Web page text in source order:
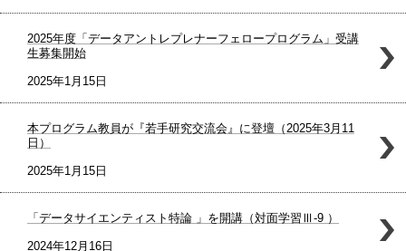
2025年度「データアントレプレナーフェロープログラム」受講
生募集開始
2025年1月15日
本プログラム教員が『若手研究交流会』に登壇（2025年3月11
日）
2025年1月15日
「データサイエンティスト特論 」を開講（対面学習Ⅲ-9 ）
2024年12月16日